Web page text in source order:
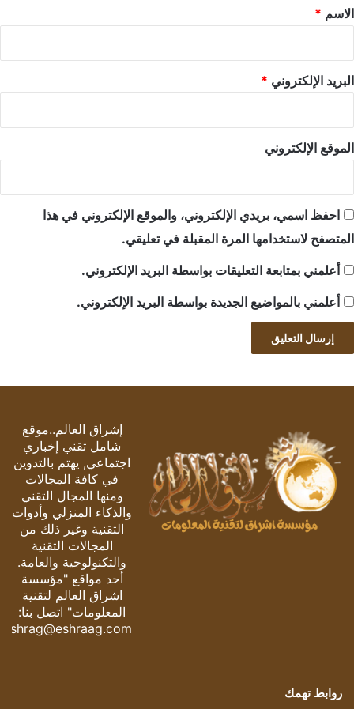
*
الاسم *
البريد الإلكتروني *
الموقع الإلكتروني
احفظ اسمي، بريدي الإلكتروني، والموقع الإلكتروني في هذا
المتصفح لاستخدامها المرة المقبلة في تعليقي.
أعلمني بمتابعة التعليقات بواسطة البريد الإلكتروني.
أعلمني بالمواضيع الجديدة بواسطة البريد الإلكتروني.
إشراق العالم..موقع
شامل تقني إخباري
اجتماعي, يهتم بالتدوين
في كافة المجالات
ومنها المجال التقني
والذكاء المنزلي وأدوات
التقنية وغير ذلك من
المجالات التقنية
والتكنولوجية والعامة.
أحد مواقع "مؤسسة
اشراق العالم لتقنية
المعلومات" اتصل بنا:
eshrag@eshraag.com
روابط تهمك